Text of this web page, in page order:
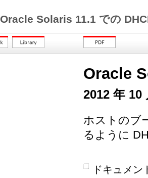
Oracle Solaris 11.1 での
Oracle
2012 年 10
ホストのブ
るように
ドキュメン